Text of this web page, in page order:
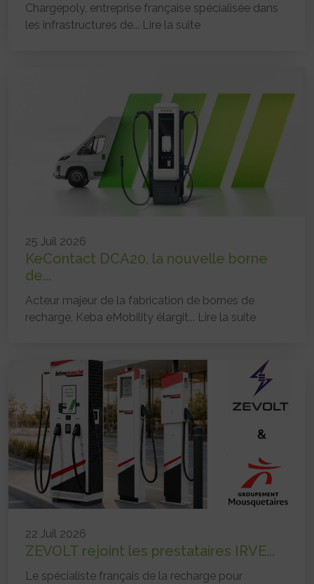
Chargepoly, entreprise française spécialisée dans
les infrastructures de... Lire la suite
25 Juil 2026
KeContact DCA20, la nouvelle borne
de...
Acteur majeur de la fabrication de bornes de
recharge, Keba eMobility élargit... Lire la suite
22 Juil 2026
ZEVOLT rejoint les prestataires IRVE...
Le spécialiste français de la recharge pour